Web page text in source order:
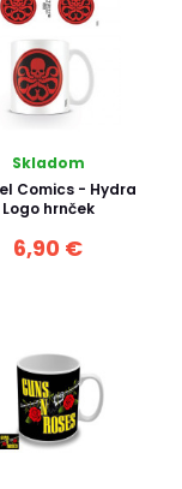
Skladom
Comics - Hydra
Logo hrnček
6,90 €